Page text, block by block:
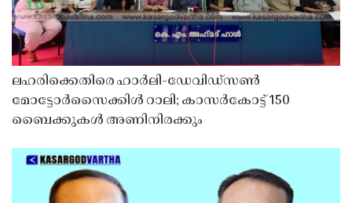
ലഹരിക്കെതിരെ ഹാർലി-ഡേവിഡ്‌സൺ
മോട്ടോർസൈക്കിൾ റാലി; കാസർകോട്ട് 150
ബൈക്കുകൾ അണിനിരക്കും